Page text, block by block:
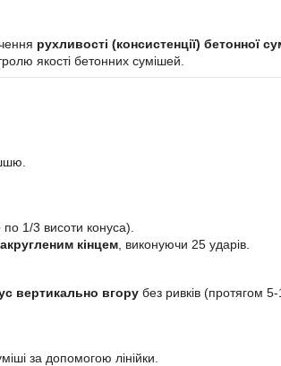
рухливості (консистенції) бетонної
якості бетонних сумішей.
1/3 висоти конуса).
кінцем , виконуючи 25 ударів.
вертикально вгору без ривків (протягом 5-
за допомогою лінійки.